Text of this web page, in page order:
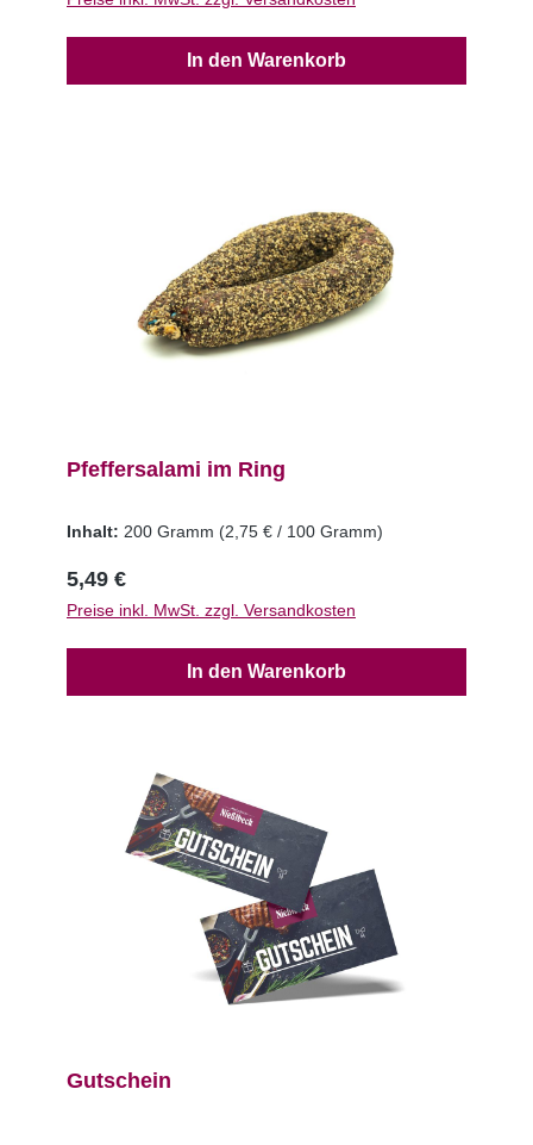
In den Warenkorb
Pfeffersalami im Ring
Inhalt: 200 Gramm (2,75 € / 100 Gramm)
5,49 €
Preise inkl. MwSt. zzgl. Versandkosten
In den Warenkorb
Gutschein